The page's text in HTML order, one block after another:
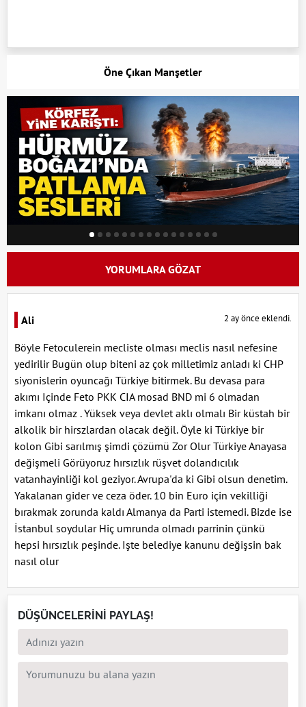
Öne Çıkan Manşetler
YORUMLARA GÖZAT
Ali 2 ay önce eklendi.
Böyle Fetoculerein mecliste olması meclis nasıl nefesine
yedirilir Bugün olup biteni az çok milletimiz anladı ki CHP
siyonislerin oyuncağı Türkiye bitirmek. Bu devasa para
akımı Içinde Feto PKK CIA mosad BND mi 6 olmadan
imkanı olmaz . Yüksek veya devlet aklı olmalı Bir küstah bir
alkolik bir hirszlardan olacak değil. Öyle ki Türkiye bir
kolon Gibi sarılmış şimdi çözümü Zor Olur Türkiye Anayasa
değişmeli Görüyoruz hırsızlık rüşvet dolandıcılık
vatanhayinliği kol geziyor. Avrupa'da ki Gibi olsun denetim.
Yakalanan gider ve ceza öder. 10 bin Euro için vekilliği
bırakmak zorunda kaldı Almanya da Parti istemedi. Bizde ise
İstanbul soydular Hiç umrunda olmadı parrinin çünkü
hepsi hırsızlık peşinde. Işte belediye kanunu değişsin bak
nasıl olur
DÜŞÜNCELERİNİ PAYLAŞ!